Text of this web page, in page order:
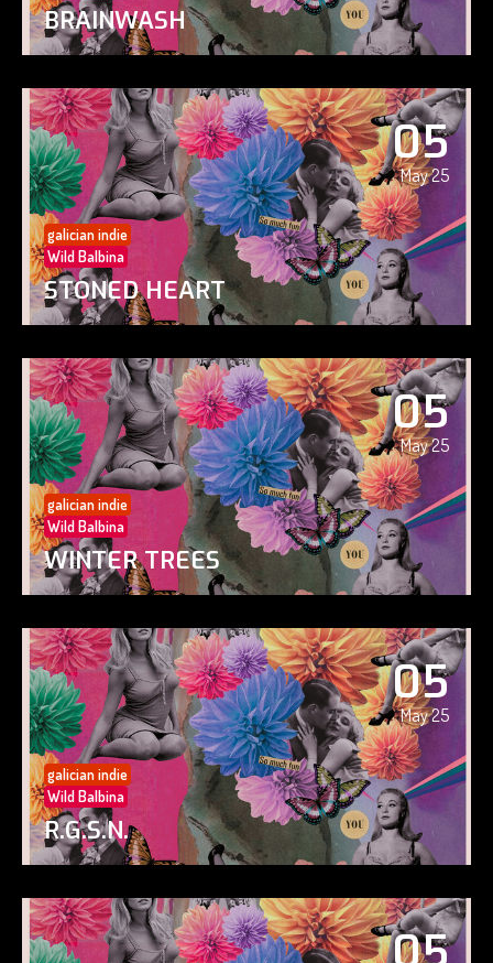
BRAINWASH
05
May 25
galician indie
Wild Balbina
STONED HEART
05
May 25
galician indie
Wild Balbina
WINTER TREES
05
May 25
galician indie
Wild Balbina
R.G.S.N.